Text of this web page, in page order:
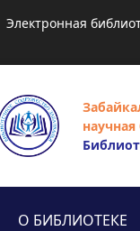
Электронная
О БИБЛИОТЕКЕ